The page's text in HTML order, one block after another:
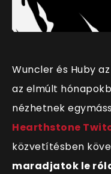
Wuncler és Huby
az elmúlt
nézhetnek
Hearthstone
közvetítésben
maradjatok le